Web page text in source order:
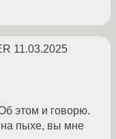
11.03.2025
этом и говорю.
пыхе, вы мне